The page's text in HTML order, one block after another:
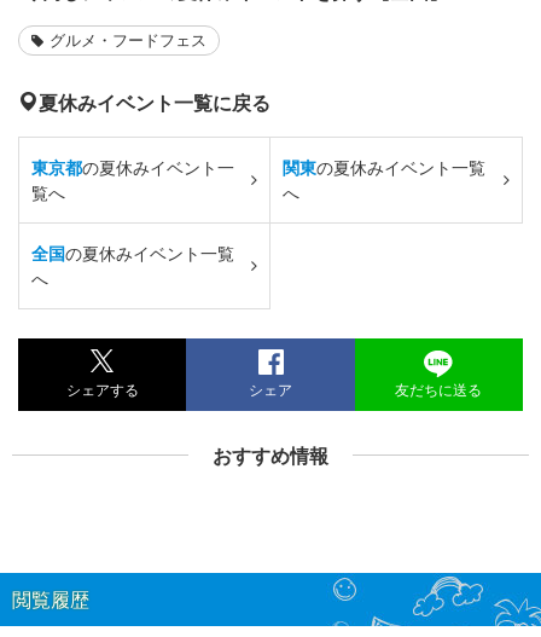
グルメ・フードフェス
夏休みイベント一覧に戻る
東京都の夏休みイベント一
覧へ
関東の夏休みイベント一覧
へ
全国の夏休みイベント一覧
へ
シェアする シェア 友だちに送る
おすすめ情報
閲覧履歴